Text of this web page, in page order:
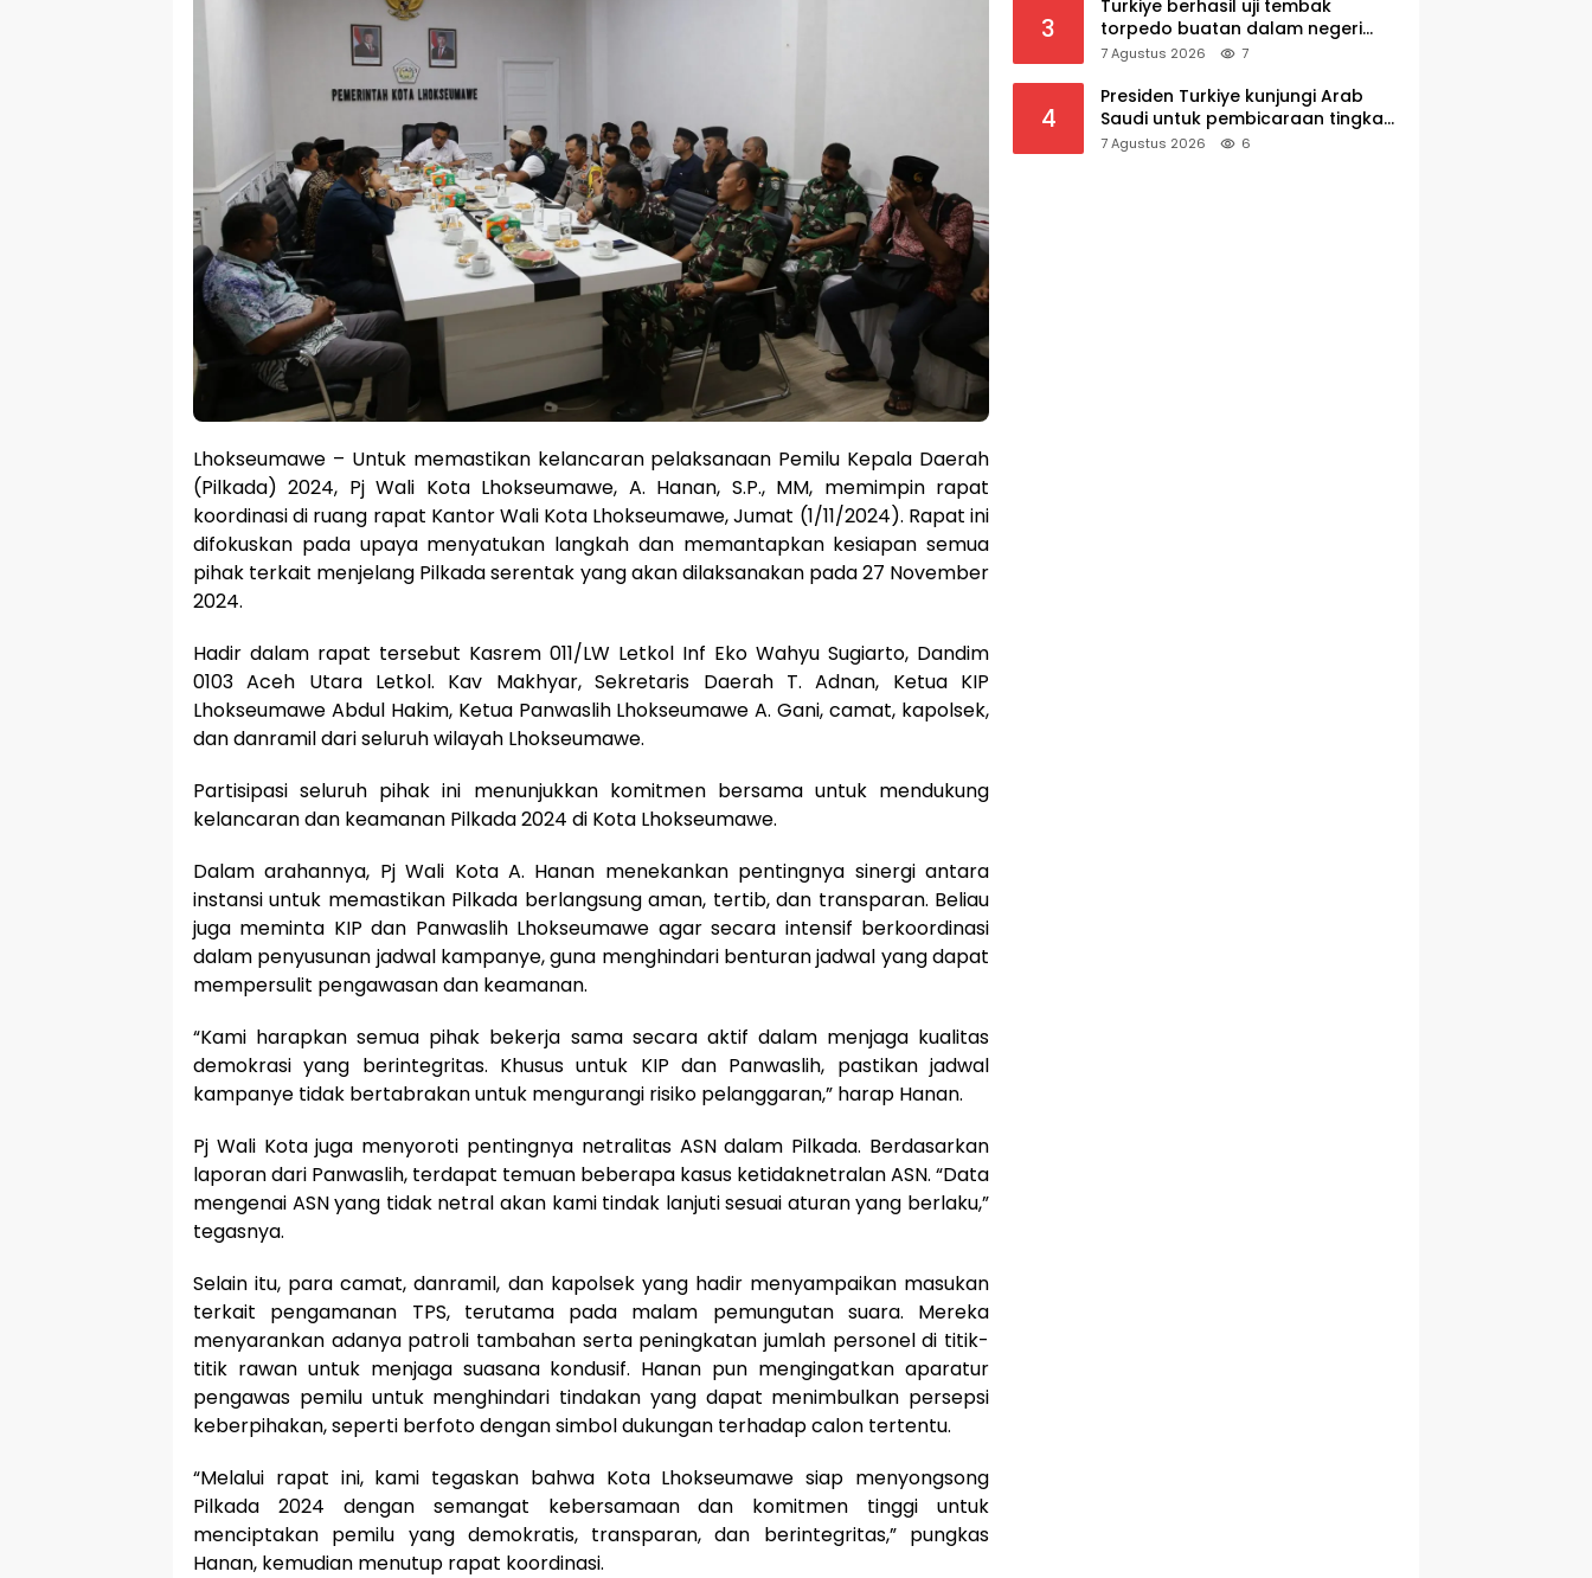
Lhokseumawe – Untuk memastikan kelancaran pelaksanaan Pemilu Kepala Daerah
(Pilkada) 2024, Pj Wali Kota Lhokseumawe, A. Hanan, S.P., MM, memimpin rapat
koordinasi di ruang rapat Kantor Wali Kota Lhokseumawe, Jumat (1/11/2024). Rapat ini
difokuskan pada upaya menyatukan langkah dan memantapkan kesiapan semua
pihak terkait menjelang Pilkada serentak yang akan dilaksanakan pada 27 November
2024.
Hadir dalam rapat tersebut Kasrem 011/LW Letkol Inf Eko Wahyu Sugiarto, Dandim
0103 Aceh Utara Letkol. Kav Makhyar, Sekretaris Daerah T. Adnan, Ketua KIP
Lhokseumawe Abdul Hakim, Ketua Panwaslih Lhokseumawe A. Gani, camat, kapolsek,
dan danramil dari seluruh wilayah Lhokseumawe.
Partisipasi seluruh pihak ini menunjukkan komitmen bersama untuk mendukung
kelancaran dan keamanan Pilkada 2024 di Kota Lhokseumawe.
Dalam arahannya, Pj Wali Kota A. Hanan menekankan pentingnya sinergi antara
instansi untuk memastikan Pilkada berlangsung aman, tertib, dan transparan. Beliau
juga meminta KIP dan Panwaslih Lhokseumawe agar secara intensif berkoordinasi
dalam penyusunan jadwal kampanye, guna menghindari benturan jadwal yang dapat
mempersulit pengawasan dan keamanan.
“Kami harapkan semua pihak bekerja sama secara aktif dalam menjaga kualitas
demokrasi yang berintegritas. Khusus untuk KIP dan Panwaslih, pastikan jadwal
kampanye tidak bertabrakan untuk mengurangi risiko pelanggaran,” harap Hanan.
Pj Wali Kota juga menyoroti pentingnya netralitas ASN dalam Pilkada. Berdasarkan
laporan dari Panwaslih, terdapat temuan beberapa kasus ketidaknetralan ASN. “Data
mengenai ASN yang tidak netral akan kami tindak lanjuti sesuai aturan yang berlaku,”
tegasnya.
Selain itu, para camat, danramil, dan kapolsek yang hadir menyampaikan masukan
terkait pengamanan TPS, terutama pada malam pemungutan suara. Mereka
menyarankan adanya patroli tambahan serta peningkatan jumlah personel di titik-
titik rawan untuk menjaga suasana kondusif. Hanan pun mengingatkan aparatur
pengawas pemilu untuk menghindari tindakan yang dapat menimbulkan persepsi
keberpihakan, seperti berfoto dengan simbol dukungan terhadap calon tertentu.
“Melalui rapat ini, kami tegaskan bahwa Kota Lhokseumawe siap menyongsong
Pilkada 2024 dengan semangat kebersamaan dan komitmen tinggi untuk
menciptakan pemilu yang demokratis, transparan, dan berintegritas,” pungkas
Hanan, kemudian menutup rapat koordinasi.
3
Turkiye berhasil uji tembak
torpedo buatan dalam negeri
AKYA
7 Agustus 2026 7
4
Presiden Turkiye kunjungi Arab
Saudi untuk pembicaraan tingkat
tinggi dengan putra mahkota
7 Agustus 2026 6